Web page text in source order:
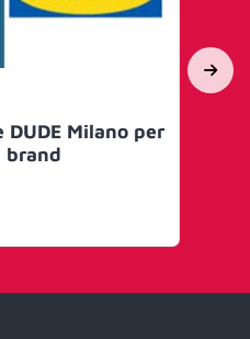
DUDE Milano per
brand